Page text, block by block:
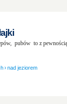
pubów to z pewnością
›nad jeziorem